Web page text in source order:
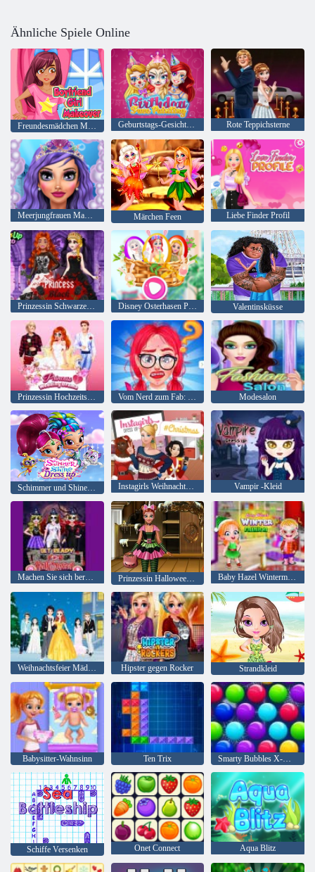
Ähnliche Spiele Online
Freundesmädchen Makeover Geburtstags-Gesichts-Malerei Rote Teppichsterne
Meerjungfrauen Makeup Salon Märchen Feen Liebe Finder Profil
Prinzessin Schwarzes Hochzeitskleid Disney Osterhasen Party Valentinsküsse
Prinzessin Hochzeitsdrama Vom Nerd zum Fab: Prom Edition Modesalon
Instagirls Weihnachtskleid Vampir -Kleid
Machen Sie sich bereit für Halloween Prinzessin Halloween Party Baby Hazel Wintermode
Weihnachtsfeier Mädchen Hipster gegen Rocker Strandkleid
Babysitter-Wahnsinn Ten Trix Smarty Bubbles X-Mas
Schiffe Versenken Onet Connect Aqua Blitz